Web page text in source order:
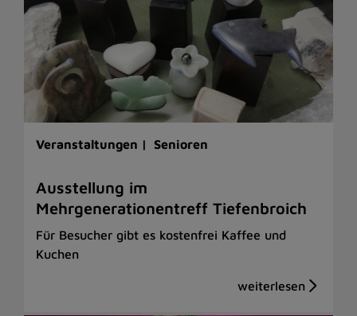
Veranstaltungen | Senioren
Ausstellung im
Mehrgenerationentreff Tiefenbroich
Für Besucher gibt es kostenfrei Kaffee und
Kuchen